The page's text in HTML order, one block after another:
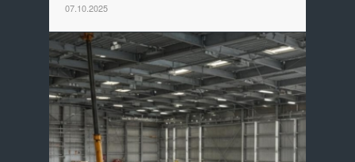
07.10.2025